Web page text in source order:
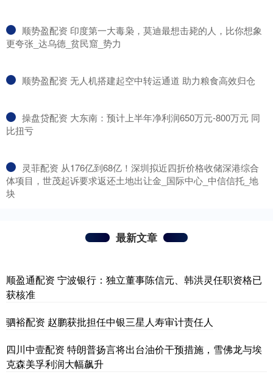
​顺势盈配资 印度第一大毒枭，莫迪最想击毙的人，比你想象
更夸张_达乌德_贫民窟_势力
​顺势盈配资 无人机搭建起空中转运通道 助力粮食高效归仓
​操盘贷配资 大东南：预计上半年净利润650万元-800万元 同
比扭亏
​灵菲配资 从176亿到68亿！深圳拟近四折价格收储深港综合
体项目，世茂起诉要求返还土地出让金_国际中心_中信信托_地
块
最新文章
顺盈通配资 宁波银行：独立董事陈信元、韩洪灵任职资格已
获核准
驷裕配资 赵鹏获批担任中银三星人寿审计责任人
四川中壹配资 特朗普扬言将出台油价干预措施，雪佛龙与埃
克森美孚利润大幅飙升